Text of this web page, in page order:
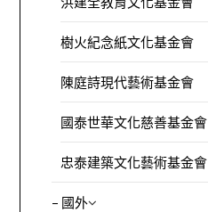
樹火紀念紙文化基金會
陳庭詩現代藝術基金會
國泰世華文化慈善基金會
忠泰建築文化藝術基金會
– 國外